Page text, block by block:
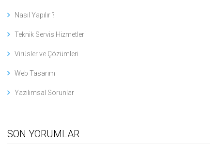
Nasıl Yapılır ?
Teknik Servis Hizmetleri
Virüsler ve Çözümleri
Web Tasarım
Yazılımsal Sorunlar
SON YORUMLAR